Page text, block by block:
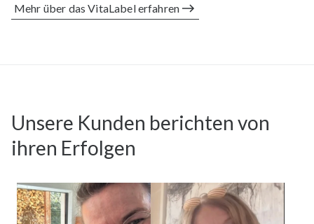
Mehr über das VitaLabel erfahren
Unsere Kunden berichten von
ihren Erfolgen